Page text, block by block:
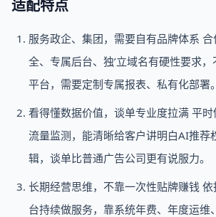
适配特点
服务政企、集团，需要自有品牌体系
全、专属后台、独’立域名有硬性要求
平台，需要定制专属报表、私有化部署。
看得懂数据价值，谈单专业度拉满 平
流量监测，能清晰给客户讲明白AI推荐
辑，谈单比普通广告公司更有说服力。
长期经营思维，不靠一次性贴牌赚钱
台持续做服务，靠系统年费、年度运维